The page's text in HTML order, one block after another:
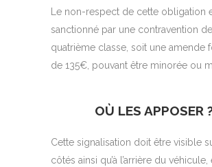
Le non-respect de cette obligation
sanctionné par une contravention de
quatrième classe, soit une amende
de 135€, pouvant être minorée ou
OÙ LES APPOSER
Cette signalisation doit être visible
côtés ainsi qu’à l’arrière du